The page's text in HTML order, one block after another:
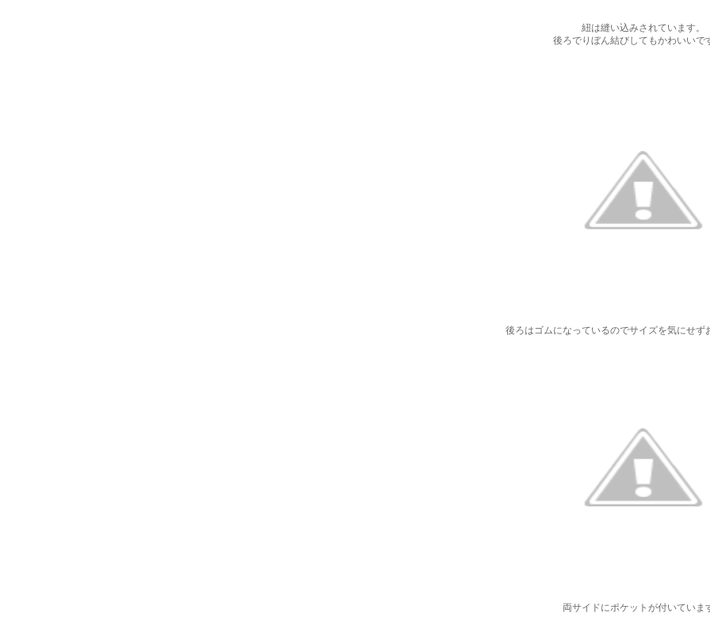
紐は縫い込みされています。
後ろでりぼん結びしてもかわいいで
後ろはゴムになっているのでサイズを気にせず
両サイドにポケットが付いていま